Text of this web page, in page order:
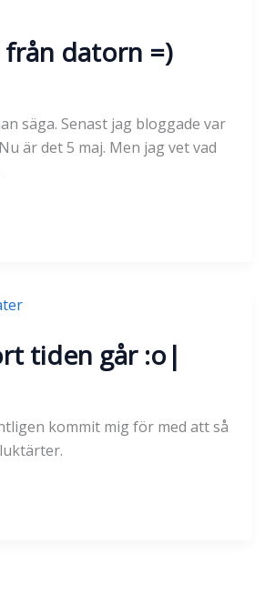
från datorn =)
säga. Senast jag bloggade var
är det 5 maj. Men jag vet vad
tiden går :o|
kommit mig för med att så